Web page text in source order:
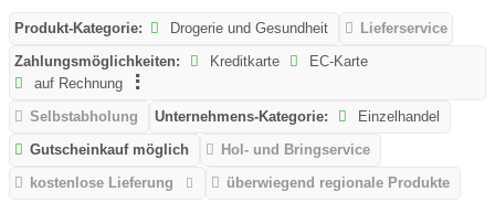
Produkt-Kategorie: Drogerie und Gesundheit
Lieferservice
Zahlungsmöglichkeiten:
Kreditkarte
EC-Karte
auf Rechnung
Selbstabholung
Unternehmens-Kategorie:
Einzelhandel
Gutscheinkauf möglich
Hol- und Bringservice
kostenlose Lieferung
überwiegend regionale Produkte